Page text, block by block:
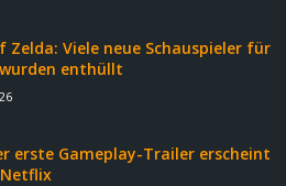
Zelda: Viele neue Schauspieler für
enthüllt
erste Gameplay-Trailer erscheint